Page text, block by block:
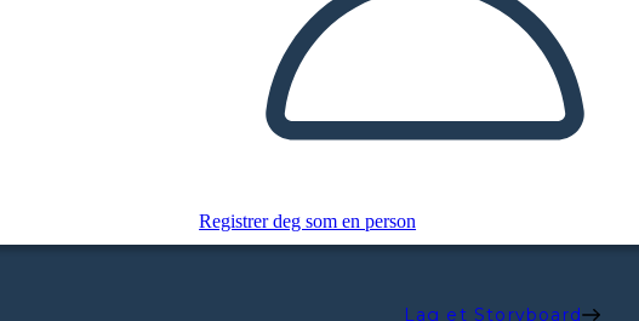
Registrer deg som en person
Lag et Storyboard